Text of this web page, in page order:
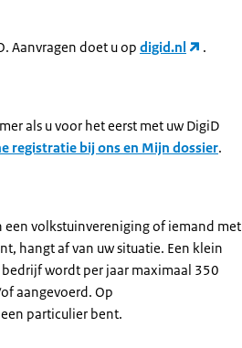
Aanvragen doet u op digid.nl .
als u voor het eerst met uw DigiD
registratie bij ons en Mijn dossier.
volkstuinvereniging of iemand met
hangt af van uw situatie. Een klein
wordt per jaar maximaal 350
aangevoerd. Op
particulier bent.